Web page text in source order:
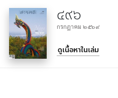
๔๙๖
กรกฎาคม ๒๕๖๙
ดูเนื้อหาในเล่ม